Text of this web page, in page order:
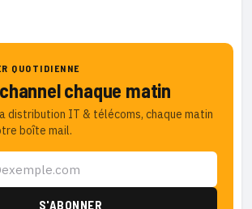
QUOTIDIENNE
chaque matin
distribution IT & télécoms, chaque matin
boîte mail.